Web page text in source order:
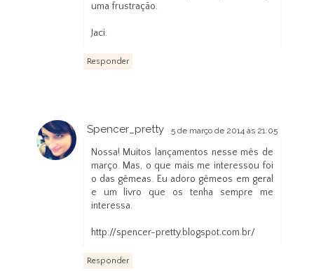
uma frustração.
Jaci.
Responder
Spencer_pretty 5 de março de 2014 às 21:05
Nossa! Muitos lançamentos nesse mês de
março. Mas, o que mais me interessou foi
o das gêmeas. Eu adoro gêmeos em geral
e um livro que os tenha sempre me
interessa.
http://spencer-pretty.blogspot.com.br/
Responder